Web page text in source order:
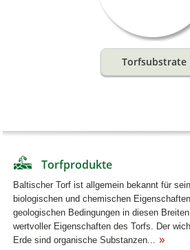
Torfsubstrate
Torfprodukte
Baltischer Torf ist allgemein bekannt für
biologischen und chemischen
geologischen Bedingungen in diesen
wertvoller Eigenschaften des Torfs. Der
Erde sind organische Substanzen...